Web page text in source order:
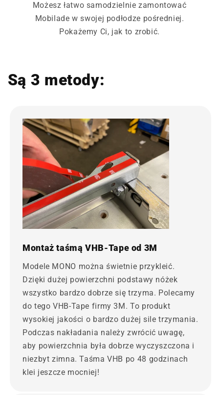
Możesz łatwo samodzielnie zamontować
Mobilade w swojej podłodze pośredniej.
Pokażemy Ci, jak to zrobić.
Są 3 metody:
Montaż taśmą VHB-Tape od 3M
Modele MONO można świetnie przykleić.
Dzięki dużej powierzchni podstawy nóżek
wszystko bardzo dobrze się trzyma. Polecamy
do tego VHB-Tape firmy 3M. To produkt
wysokiej jakości o bardzo dużej sile trzymania.
Podczas nakładania należy zwrócić uwagę,
aby powierzchnia była dobrze wyczyszczona i
niezbyt zimna. Taśma VHB po 48 godzinach
klei jeszcze mocniej!